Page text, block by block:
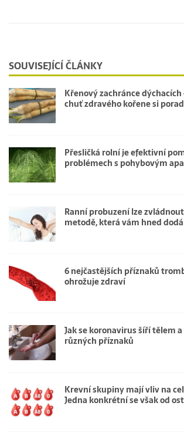
SOUVISEJÍCÍ ČLÁNKY
Křenový zachránce dýchacích
chuť zdravého kořene si
Přesličká rolní je efektivní
problémech s pohybovým
Ranní probuzení lze
metodě, která vám hned
6 nejčastějších příznaků
ohrožuje zdraví
Jak se koronavirus šíří tělem
různých příznaků
Krevní skupiny mají vliv na
Jedna konkrétní se však od